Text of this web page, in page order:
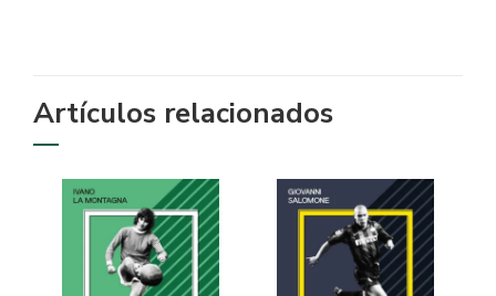
Artículos relacionados